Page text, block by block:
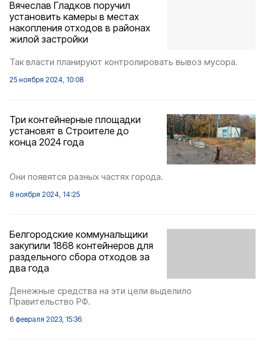
Вячеслав Гладков поручил
установить камеры в местах
накопления отходов в районах
жилой застройки
Так власти планируют контролировать вывоз мусора.
25 ноября 2024, 10:08
Три контейнерные площадки
установят в Строителе до
конца 2024 года
Они появятся разных частях города.
8 ноября 2024, 14:25
Белгородские коммунальщики
закупили 1868 контейнеров для
раздельного сбора отходов за
два года
Денежные средства на эти цели выделило
Правительство РФ.
6 февраля 2023, 15:36